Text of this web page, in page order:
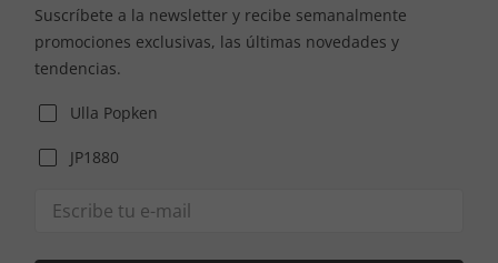
Suscríbete a la newsletter y recibe semanalmente
promociones exclusivas, las últimas novedades y
tendencias.
Ulla Popken
JP1880